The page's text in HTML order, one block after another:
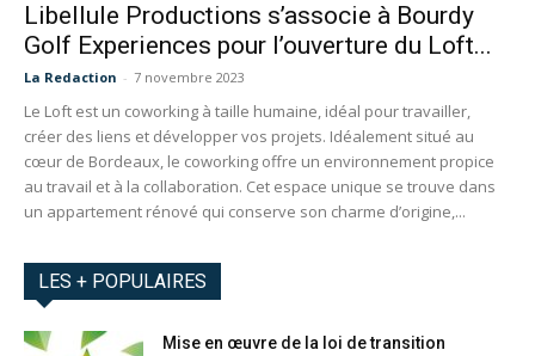
Libellule Productions s’associe à Bourdy
Golf Experiences pour l’ouverture du Loft...
La Redaction - 7 novembre 2023
Le Loft est un coworking à taille humaine, idéal pour travailler,
créer des liens et développer vos projets. Idéalement situé au
cœur de Bordeaux, le coworking offre un environnement propice
au travail et à la collaboration. Cet espace unique se trouve dans
un appartement rénové qui conserve son charme d’origine,...
LES + POPULAIRES
Mise en œuvre de la loi de transition